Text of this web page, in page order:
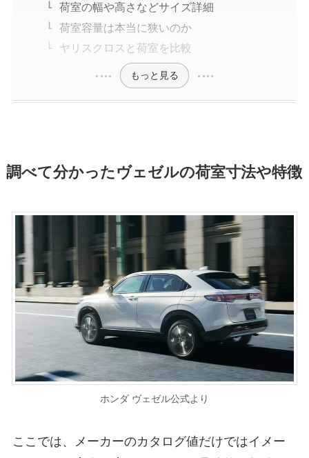
荷室の幅や高さなどサイズ詳細
荷室容量は本当に狭いのか
ヤリスクロスと荷室を比較
もっと見る
調べて分かったヴェゼルの荷室寸法や特徴
ホンダ ヴェゼル公式より
ここでは、メーカーのカタログ値だけではイメー